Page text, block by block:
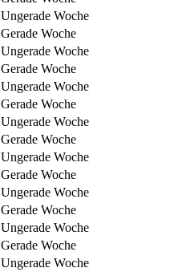
Ungerade Woche
Gerade Woche
Ungerade Woche
Gerade Woche
Ungerade Woche
Gerade Woche
Ungerade Woche
Gerade Woche
Ungerade Woche
Gerade Woche
Ungerade Woche
Gerade Woche
Ungerade Woche
Gerade Woche
Ungerade Woche